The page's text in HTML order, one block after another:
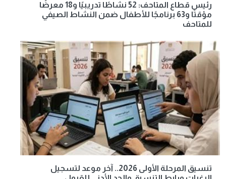
رئيس قطاع المتاحف: 52 نشاطًا تدريبيًا و18 معرضًا
مؤقتًا و63 برنامجًا للأطفال ضمن النشاط الصيفي
للمتاحف
تنسيق المرحلة الأولى 2026.. آخر موعد لتسجيل